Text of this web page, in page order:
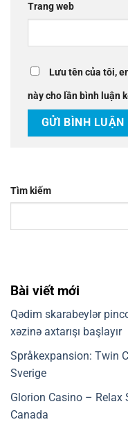
Trang web
Lưu tên của tôi,
này cho lần bình luận
Tìm kiếm
Bài viết mới
Qədim skarabeylər
xəzinə axtarışı başlayır
Språkexpansion: Twin
Sverige
Glorion Casino – Relax
Canada